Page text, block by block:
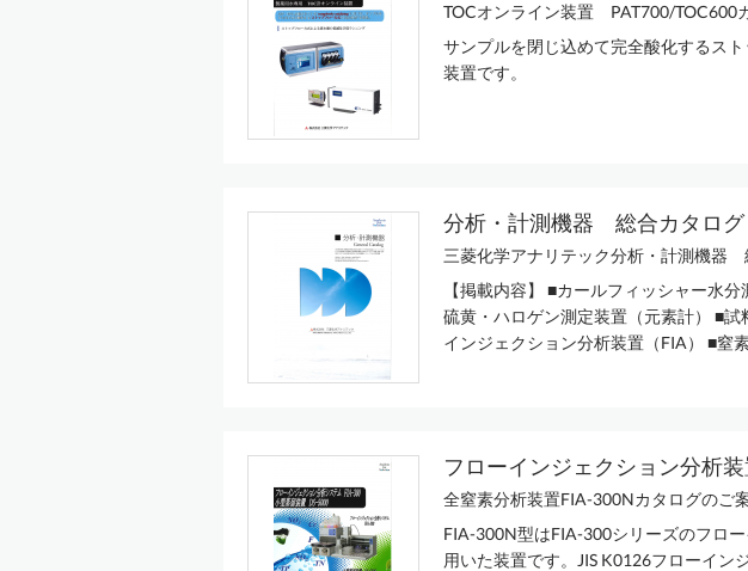
TOCオンライン装置 PAT700/TOC600
サンプルを閉じ込めて完全酸化するス
装置です。
分析・計測機器 総合カタログ
三菱化学アナリテック分析・計測機器
【掲載内容】 ■カールフィッシャー水
硫黄・ハロゲン測定装置（元素計） ■
インジェクション分析装置（FIA） ■窒
フローインジェクション分析
全窒素分析装置FIA-300Nカタログのご案
FIA-300N型はFIA-300シリーズのフロ
用いた装置です。JIS K0126フローイ